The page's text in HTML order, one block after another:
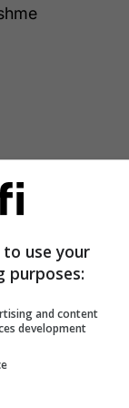
janë
use your
purposes:
and content
development